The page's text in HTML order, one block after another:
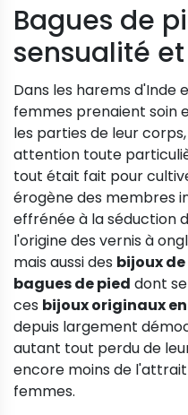
Bagues de
sensualité
Dans les harems d'Inde
femmes prenaient soin
les parties de leur
attention toute
tout était fait pour
érogène des membres
effrénée à la séduction
l'origine des vernis à
mais aussi des bijoux
bagues de pied dont
ces bijoux originaux
depuis largement
autant tout perdu de
encore moins de
femmes.